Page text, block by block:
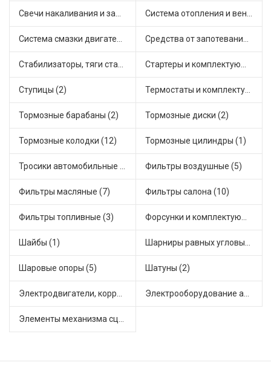
Свечи накаливания и зажигания (5) Система отопления и вентиляции (1)
Система смазки двигателя (1) Средства от запотевания и размораживатели стекла (1)
Стабилизаторы, тяги стабилизатора, стойки стабилиз (9) Стартеры и комплектующие (5)
Ступицы (2) Термостаты и комплектующие системы охлаждения (3)
Тормозные барабаны (2) Тормозные диски (2)
Тормозные колодки (12) Тормозные цилиндры (1)
Тросики автомобильные (1) Фильтры воздушные (5)
Фильтры масляные (7) Фильтры салона (10)
Фильтры топливные (3) Форсунки и комплектующие (2)
Шайбы (1) Шарниры равных угловых скоростей, приводные валы (1)
Шаровые опоры (5) Шатуны (2)
Электродвигатели, корректоры и приводы автомобильн (1) Электрооборудование автомобилей (4)
Элементы механизма сцепления (8)